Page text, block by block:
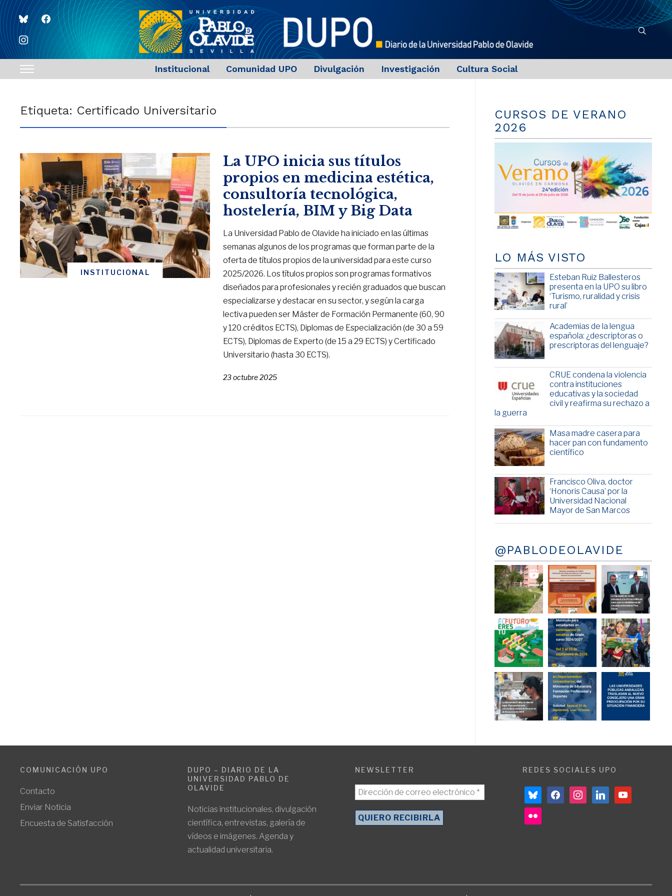
blueskyfacebook
instagram
Toggle
navigation
Institucional Comunidad UPO Divulgación Investigación Cultura Social
Etiqueta: Certificado Universitario
INSTITUCIONAL
La UPO inicia sus títulos
propios en medicina estética,
consultoría tecnológica,
hostelería, BIM y Big Data
La Universidad Pablo de Olavide ha iniciado en las últimas
semanas algunos de los programas que forman parte de la
oferta de títulos propios de la universidad para este curso
2025/2026. Los títulos propios son programas formativos
diseñados para profesionales y recién graduados que buscan
especializarse y destacar en su sector, y según la carga
lectiva pueden ser Máster de Formación Permanente (60, 90
y 120 créditos ECTS), Diplomas de Especialización (de 30 a 59
ECTS), Diplomas de Experto (de 15 a 29 ECTS) y Certificado
Universitario (hasta 30 ECTS).
23 octubre 2025
CURSOS DE VERANO
2026
LO MÁS VISTO
Esteban Ruiz Ballesteros
presenta en la UPO su libro
‘Turismo, ruralidad y crisis
rural’
Academias de la lengua
española: ¿descriptoras o
prescriptoras del lenguaje?
CRUE condena la violencia
contra instituciones
educativas y la sociedad
civil y reafirma su rechazo a
la guerra
Masa madre casera para
hacer pan con fundamento
científico
Francisco Oliva, doctor
‘Honoris Causa’ por la
Universidad Nacional
Mayor de San Marcos
@PABLODEOLAVIDE
COMUNICACIÓN UPO
Contacto
Enviar Noticia
Encuesta de Satisfacción
DUPO – DIARIO DE LA
UNIVERSIDAD PABLO DE
OLAVIDE
Noticias institucionales, divulgación
científica, entrevistas, galería de
vídeos e imágenes. Agenda y
actualidad universitaria.
NEWSLETTER REDES SOCIALES UPO
blueskyfacebookinstagramlinkedin youtube
flickr